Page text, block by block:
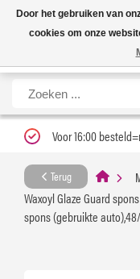
Nieuwe levertijd: 1 tot 3
Carfume
Voor 16:00
Terug
Waxoyl Glaze Guard
spons (gebruikte
Door het gebruiken van
cookies om onze